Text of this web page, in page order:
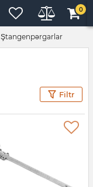
0
Ştangenpərgarlar
Filtr